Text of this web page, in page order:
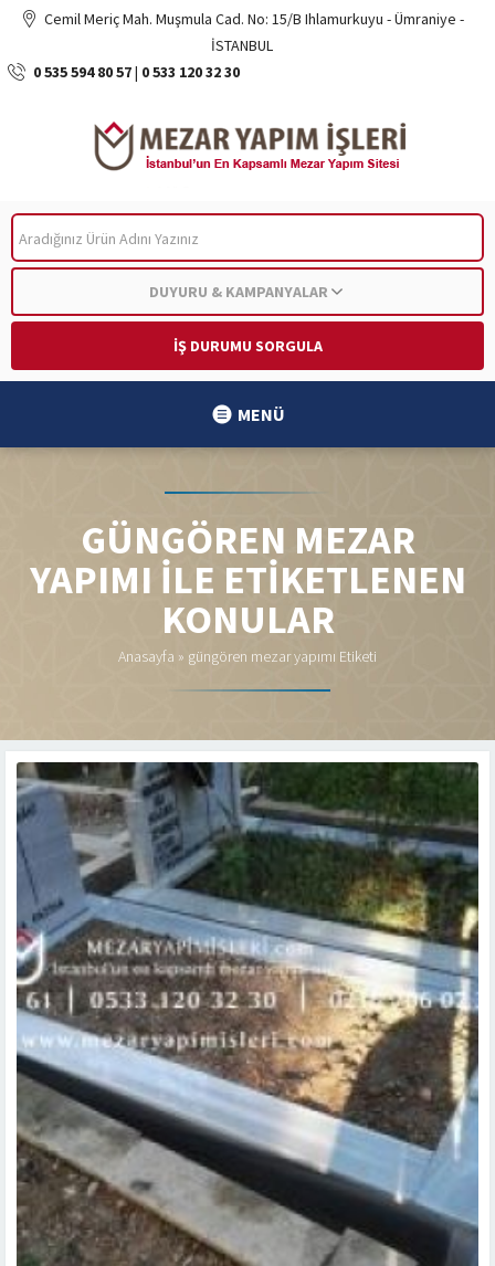
Cemil Meriç Mah. Muşmula Cad. No: 15/B Ihlamurkuyu - Ümraniye -
İSTANBUL
0 535 594 80 57| 0 533 120 32 30
DUYURU & KAMPANYALAR
İŞ DURUMU SORGULA
MENÜ
GÜNGÖREN MEZAR
YAPIMI ILE ETIKETLENEN
KONULAR
Anasayfa » güngören mezar yapımı Etiketi